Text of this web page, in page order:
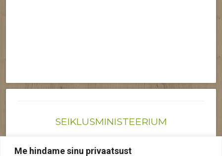
Me hindame sinu privaatsust
SEIKLUSMINISTEERIUM